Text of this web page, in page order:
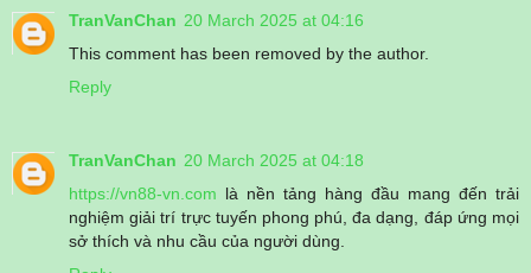
TranVanChan 20 March 2025 at 04:16
This comment has been removed by the author.
Reply
TranVanChan 20 March 2025 at 04:18
https://vn88-vn.com là nền tảng hàng đầu mang đến trải
nghiệm giải trí trực tuyến phong phú, đa dạng, đáp ứng mọi
sở thích và nhu cầu của người dùng.